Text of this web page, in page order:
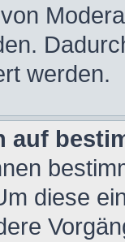
werden.
auf
diese